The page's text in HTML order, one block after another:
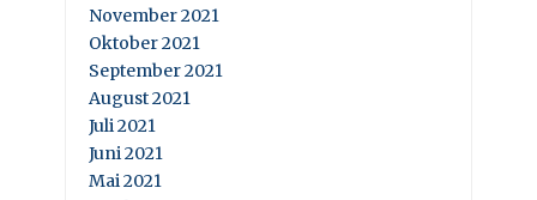
November 2021
Oktober 2021
September 2021
August 2021
Juli 2021
Juni 2021
Mai 2021